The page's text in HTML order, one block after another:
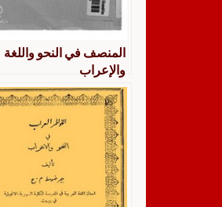
المنصف في النحو واللغة
والإعراب